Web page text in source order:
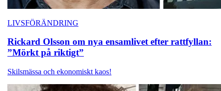
LIVSFÖRÄNDRING
Rickard Olsson om nya ensamlivet efter rattfyllan:
”Mörkt på riktigt”
Skilsmässa och ekonomiskt kaos!